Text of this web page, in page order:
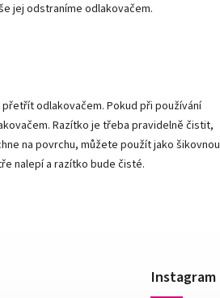
jej odstraníme odlakovačem.
odlakovačem. Pokud při používání
Razítko je třeba pravidelně čistit,
na povrchu, můžete použít jako šikovnou
nalepí a razítko bude čisté.
Instagram